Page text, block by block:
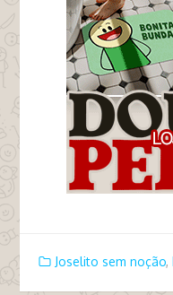
Joselito sem noção,